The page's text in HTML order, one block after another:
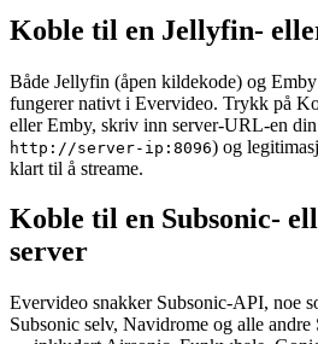
Koble til en Jellyfin-
Både Jellyfin (åpen kildekode) og
fungerer nativt i Evervideo. Trykk på
eller Emby, skriv inn server-URL-en
http://server-ip:8096) og
klart til å streame.
Koble til en Subsonic-
server
Evervideo snakker Subsonic-API, noe
Subsonic selv, Navidrome og alle